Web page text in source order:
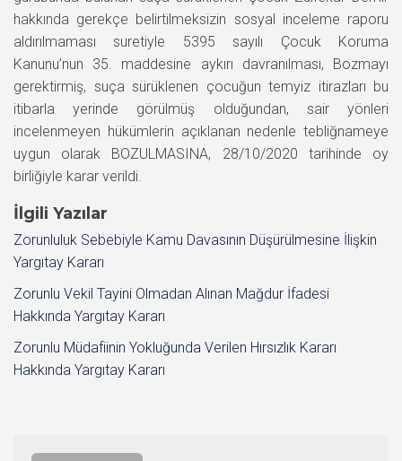
hakkında gerekçe belirtilmeksizin sosyal inceleme raporu
aldırılmaması suretiyle 5395 sayılı Çocuk Koruma
Kanunu’nun 35. maddesine aykırı davranılması, Bozmayı
gerektirmiş, suça sürüklenen çocuğun temyiz itirazları bu
itibarla yerinde görülmüş olduğundan, sair yönleri
incelenmeyen hükümlerin açıklanan nedenle tebliğnameye
uygun olarak BOZULMASINA, 28/10/2020 tarihinde oy
birliğiyle karar verildi.
İlgili Yazılar
Zorunluluk Sebebiyle Kamu Davasının Düşürülmesine İlişkin
Yargıtay Kararı
Zorunlu Vekil Tayini Olmadan Alınan Mağdur İfadesi
Hakkında Yargıtay Kararı
Zorunlu Müdafiinin Yokluğunda Verilen Hırsızlık Kararı
Hakkında Yargıtay Kararı